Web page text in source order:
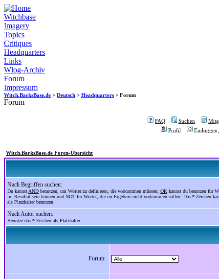
Witchbase
Imagery
Topics
Critiques
Headquarters
Links
Wlog-Archiv
Forum
Impressum
Witch.BarksBase.de > Deutsch > Headquarters > Forum
Forum
FAQ Suchen
Profil
Witch.BarksBase.de Foren-Übersicht
Nach Begriffen suchen:
Du kannst AND benutzen, um Wörter zu definieren, die vorkommen müssen; OR kannst du benutzen für
im Resultat sein können und NOT für Wörter, die im Ergebnis nicht vorkommen sollen. Das *-Zeichen
als Platzhalter benutzen.
Nach Autor suchen:
Benutze das *-Zeichen als Platzhalter
Forum: